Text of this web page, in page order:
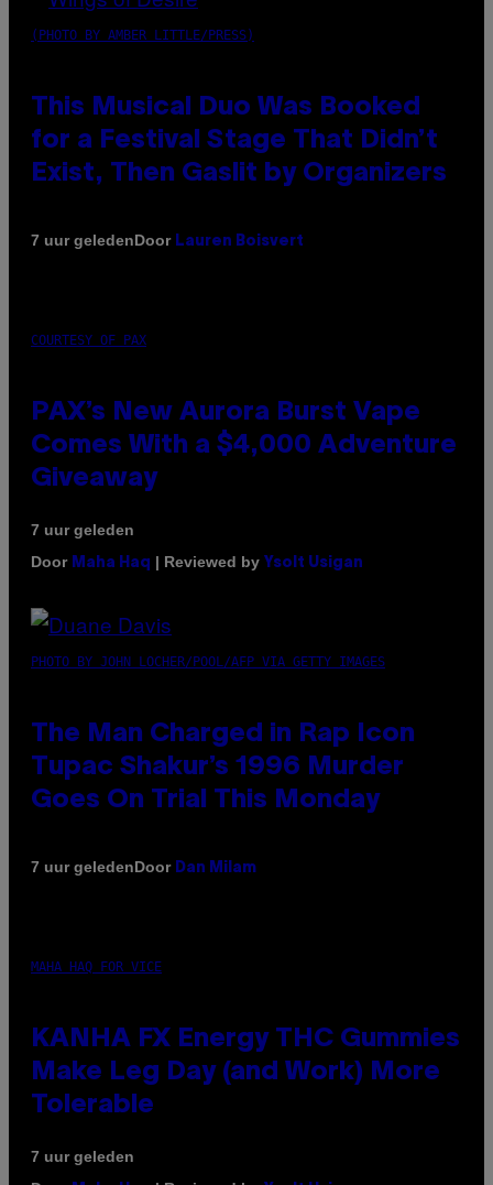
(PHOTO BY AMBER LITTLE/PRESS)
This Musical Duo Was Booked
for a Festival Stage That Didn’t
Exist, Then Gaslit by Organizers
7 uur geledenDoor Lauren Boisvert
COURTESY OF PAX
PAX’s New Aurora Burst Vape
Comes With a $4,000 Adventure
Giveaway
7 uur geleden
Door Maha Haq | Reviewed by Ysolt Usigan
PHOTO BY JOHN LOCHER/POOL/AFP VIA GETTY IMAGES
The Man Charged in Rap Icon
Tupac Shakur’s 1996 Murder
Goes On Trial This Monday
7 uur geledenDoor Dan Milam
MAHA HAQ FOR VICE
KANHA FX Energy THC Gummies
Make Leg Day (and Work) More
Tolerable
7 uur geleden